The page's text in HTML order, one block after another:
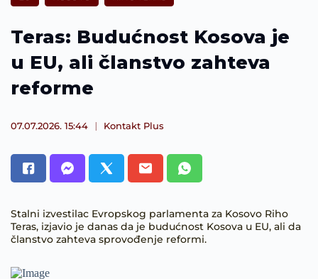
e
t
Teras: Budućnost Kosova je
u EU, ali članstvo zahteva
reforme
07.07.2026. 15:44 Kontakt Plus
Stalni izvestilac Evropskog parlamenta za Kosovo Riho
Teras, izjavio je danas da je budućnost Kosova u EU, ali da
članstvo zahteva sprovođenje reformi.